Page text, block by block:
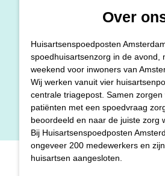
Over
Huisartsenspoedposten
spoedhuisartsenzorg in de avond,
weekend voor inwoners van
Wij werken vanuit vier
centrale triagepost. Samen
patiënten met een spoedvraag
beoordeeld en naar de juiste zorg
Bij Huisartsenspoedposten
ongeveer 200 medewerkers en
huisartsen aangesloten.